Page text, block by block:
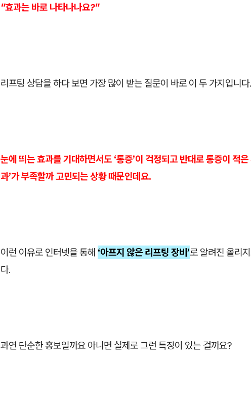
"효과는 바로 나타나나요?"
리프팅 상담을 하다 보면 가장 많이 받는 질문이 바로 이 두 가지입니다.
눈에 띄는 효과를 기대하면서도 ‘통증’이 걱정되고 반대로 통증이 적
과’가 부족할까 고민되는 상황 때문인데요.
이런 이유로 인터넷을 통해 ‘아프지 않은 리프팅 장비’로 알려진 올리
다.
과연 단순한 홍보일까요 아니면 실제로 그런 특징이 있는 걸까요?